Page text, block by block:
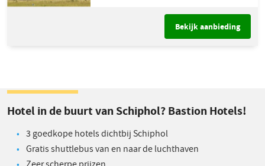
Bekijk aanbieding
Hotel in de buurt van Schiphol? Bastion Hotels!
3 goedkope hotels dichtbij Schiphol
Gratis shuttlebus van en naar de luchthaven